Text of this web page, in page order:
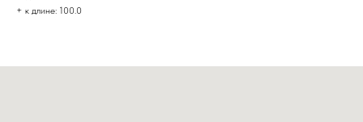
+ к длине: 100.0